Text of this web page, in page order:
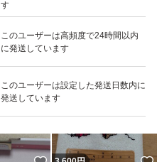
す
このユーザーは高頻度で24時間以内
に発送しています
このユーザーは設定した発送日数内に
発送しています
いいね！
3,150